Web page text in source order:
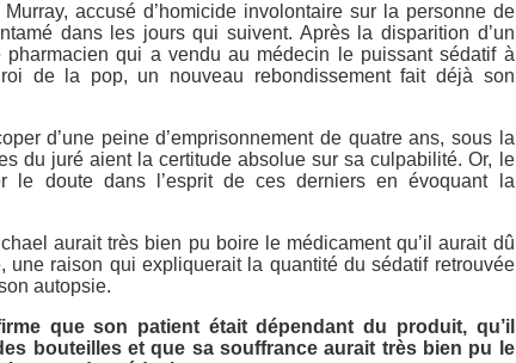
accusé d’homicide involontaire sur la personne de
dans les jours qui suivent. Après la disparition d’un
pharmacien qui a vendu au médecin le puissant sédatif à
de la pop, un nouveau rebondissement fait déjà son
d’une peine d’emprisonnement de quatre ans, sous la
du juré aient la certitude absolue sur sa culpabilité. Or, le
le doute dans l’esprit de ces derniers en évoquant la
aurait très bien pu boire le médicament qu’il aurait dû
une raison qui expliquerait la quantité du sédatif retrouvée
autopsie.
que son patient était dépendant du produit, qu’il
bouteilles et que sa souffrance aurait très bien pu le